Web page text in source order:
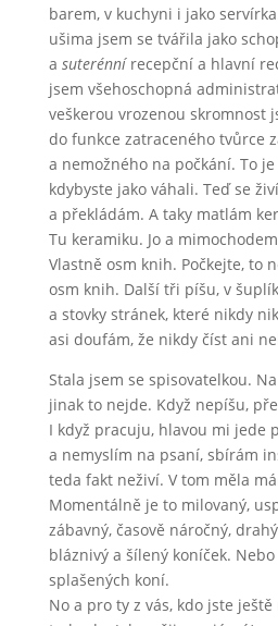
barem, v kuchyni i jako
ušima jsem se tvářila jako
a suterénnírecepční a hlavní
jsem všehoschopná
veškerou vrozenou skromnost
do funkce zatraceného tvůrce
a nemožného na počkání. To
kdybyste jako váhali. Teď se
a překládám. A taky matlám
Tu keramiku. Jo a
Vlastně osm knih. Počkejte, to
osm knih. Další tři píšu, v
a stovky stránek, které nikdy
asi doufám, že nikdy číst ani
Stala jsem se spisovatelkou.
jinak to nejde. Když nepíšu,
I když pracuju, hlavou mi jede
a nemyslím na psaní, sbírám
teda fakt neživí. V tom měla
Momentálně je to milovaný,
zábavný, časově náročný,
bláznivý a šílený koníček.
splašených koní.
No a pro ty z vás, kdo jste